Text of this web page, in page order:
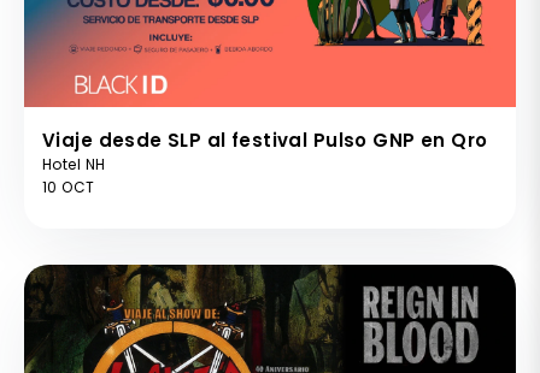
Viaje desde SLP al festival Pulso GNP en Qro
Hotel NH
10 OCT